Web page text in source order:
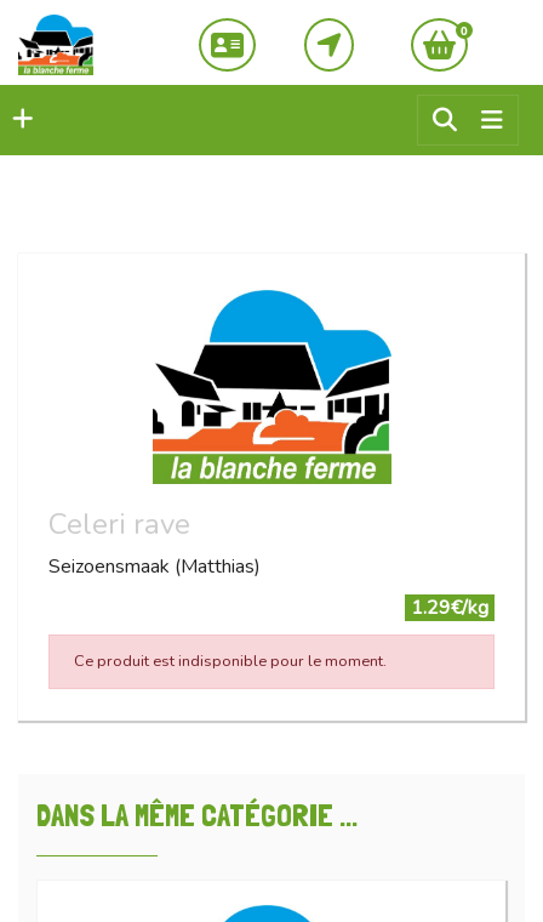
0
Celeri rave
Seizoensmaak (Matthias)
1.29€/kg
Ce produit est indisponible pour le moment.
DANS LA MÊME CATÉGORIE ...